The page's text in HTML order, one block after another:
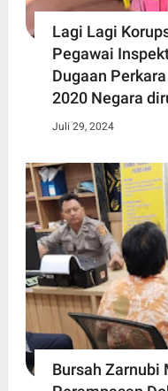
Lagi Lagi
Pegawai
Dugaan
2020 Negara
Juli 29, 2024
Bursah Zarnubi